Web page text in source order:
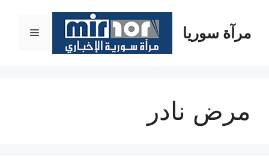
المحتوىمرآة سوريا القائمة
مرض نادر